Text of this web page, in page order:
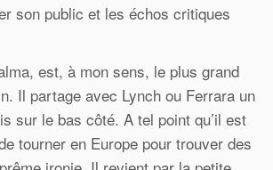
son public et les échos critiques
est, à mon sens, le plus grand
Il partage avec Lynch ou Ferrara un
sur le bas côté. A tel point qu’il est
tourner en Europe pour trouver des